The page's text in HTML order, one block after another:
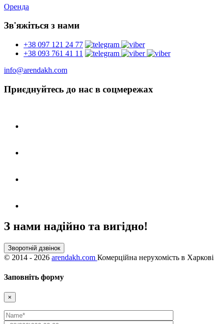
Оренда
Зв'яжіться з нами
+38 097 121 24 77
+38 093 761 41 11
info@arendakh.com
Приєднуйтесь до нас в соцмережах
З нами надійно та вигідно!
Зворотній дзвінок
© 2014 - 2026 arendakh.com Комерційна нерухомість в Харкові
Заповніть форму
×